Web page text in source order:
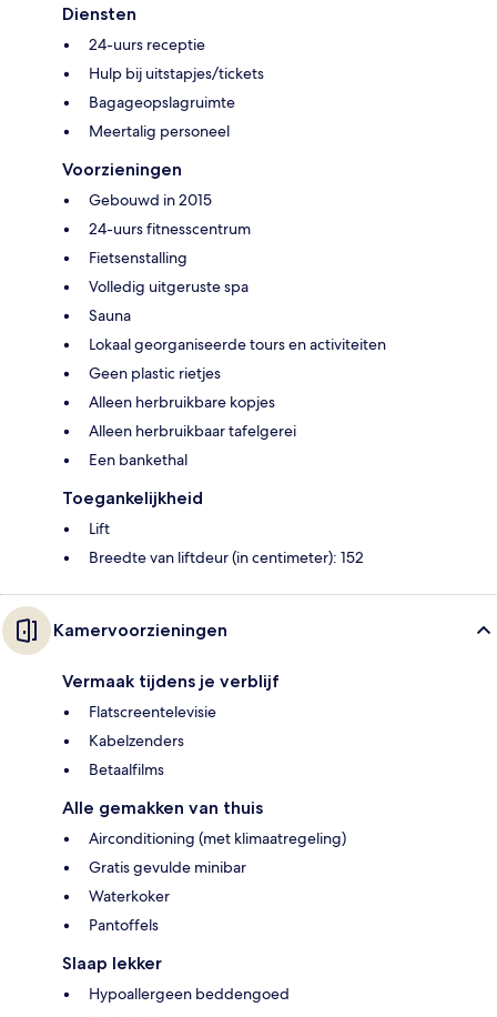
Diensten
24-uurs receptie
Hulp bij uitstapjes/tickets
Bagageopslagruimte
Meertalig personeel
Voorzieningen
Gebouwd in 2015
24-uurs fitnesscentrum
Fietsenstalling
Volledig uitgeruste spa
Sauna
Lokaal georganiseerde tours en activiteiten
Geen plastic rietjes
Alleen herbruikbare kopjes
Alleen herbruikbaar tafelgerei
Een bankethal
Toegankelijkheid
Lift
Breedte van liftdeur (in centimeter): 152
Kamervoorzieningen
Vermaak tijdens je verblijf
Flatscreentelevisie
Kabelzenders
Betaalfilms
Alle gemakken van thuis
Airconditioning (met klimaatregeling)
Gratis gevulde minibar
Waterkoker
Pantoffels
Slaap lekker
Hypoallergeen beddengoed